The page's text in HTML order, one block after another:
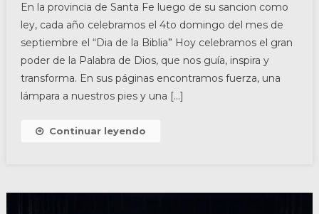
En la provincia de Santa Fe luego de su sancion como
ley, cada año celebramos el 4to domingo del mes de
septiembre el “Dia de la Biblia” Hoy celebramos el gran
poder de la Palabra de Dios, que nos guía, inspira y
transforma. En sus páginas encontramos fuerza, una
lámpara a nuestros pies y una […]
Continuar leyendo